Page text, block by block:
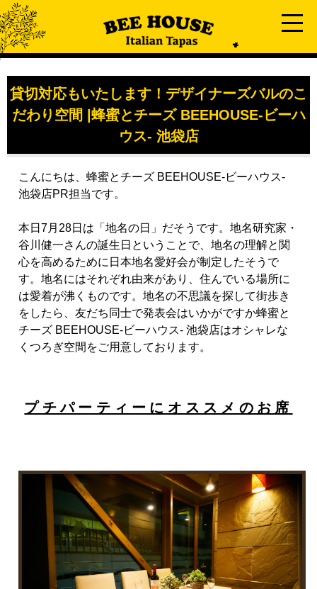
貸切対応もいたします！デザイナーズバルのこ
だわり空間 |蜂蜜とチーズ BEEHOUSE-ビーハ
ウス- 池袋店
こんにちは、蜂蜜とチーズ BEEHOUSE-ビーハウス-
池袋店PR担当です。
本日 7月 28日は「地名の日」だそうです。地名研究家・
谷川健一さんの誕生日ということで、地名の理解と関
心を高めるために日本地名愛好会が制定したそうで
す。地名にはそれぞれ由来があり、住んでいる場所に
は愛着が沸くものです。地名の不思議を探して街歩き
をしたら、友だち同士で発表会はいかがですか蜂蜜と
チーズ BEEHOUSE-ビーハウス- 池袋店はオシャレな
くつろぎ空間をご用意しております。
プチパーティーにオススメのお席